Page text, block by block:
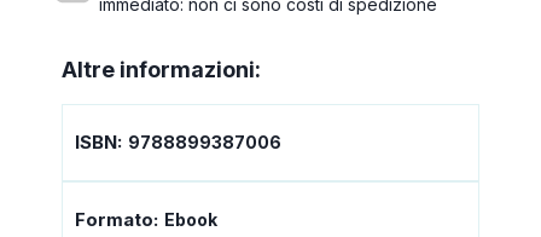
Altre informazioni:
ISBN: 9788899387006
Formato: Ebook